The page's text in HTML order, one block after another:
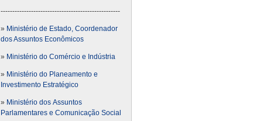
---------------------------------------------------
» Ministério de Estado, Coordenador
dos Assuntos Econômicos
» Ministério do Comércio e Indústria
» Ministério do Planeamento e
Investimento Estratégico
» Ministério dos Assuntos
Parlamentares e Comunicação Social